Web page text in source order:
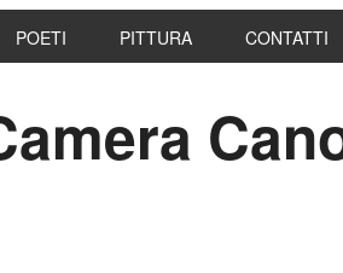
POETI PITTURA CONTATTI